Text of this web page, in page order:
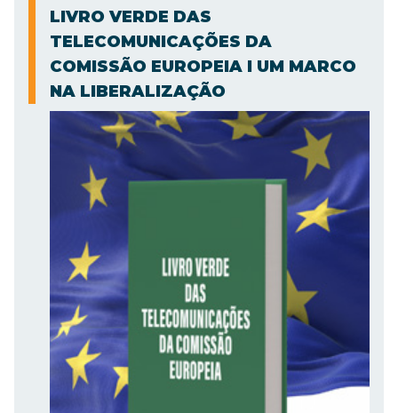
LIVRO VERDE DAS
TELECOMUNICAÇÕES DA
COMISSÃO EUROPEIA I UM MARCO
NA LIBERALIZAÇÃO